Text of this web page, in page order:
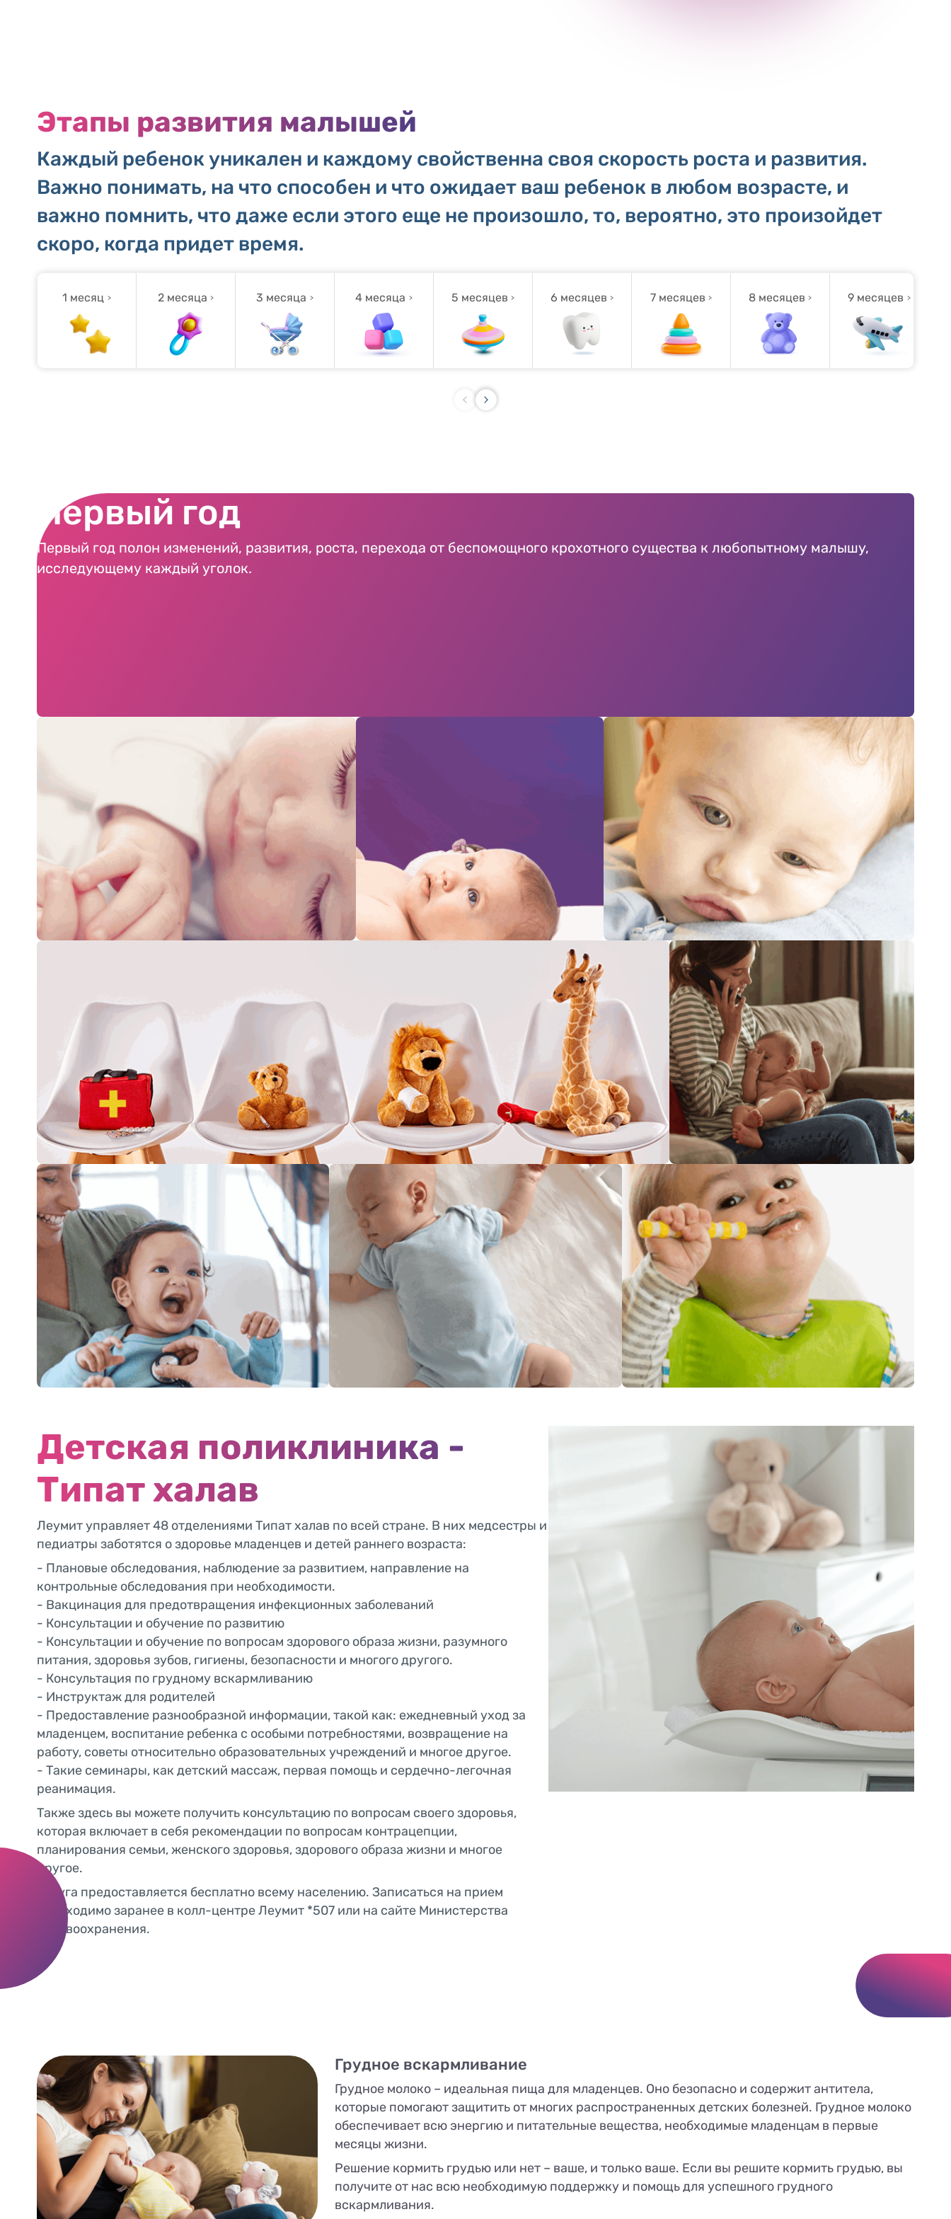
Этапы развития малышей
Каждый ребенок уникален и каждому свойственна своя скорость роста и развития.
Важно понимать, на что способен и что ожидает ваш ребенок в любом возрасте, и
важно помнить, что даже если этого еще не произошло, то, вероятно, это произойдет
скоро, когда придет время.
1 месяц 2 месяца 3 месяца 4 месяца 5 месяцев 6 месяцев 7 месяцев 8 месяцев 9 месяцев
Первый год
Первый год полон изменений, развития, роста, перехода от беспомощного крохотного существа к любопытному малышу,
исследующему каждый уголок.
Заболевания
Здоровье младенцев
Экстренная медицинская
помощь
Детская поликлиника -
Типат халав
Леумит управляет 48 отделениями Типат халав по всей стране. В них медсестры и
педиатры заботятся о здоровье младенцев и детей раннего возраста:
- Плановые обследования, наблюдение за развитием, направление на
контрольные обследования при необходимости.
- Вакцинация для предотвращения инфекционных заболеваний
- Консультации и обучение по развитию
- Консультации и обучение по вопросам здорового образа жизни, разумного
питания, здоровья зубов, гигиены, безопасности и многого другого.
- Консультация по грудному вскармливанию
- Инструктаж для родителей
- Предоставление разнообразной информации, такой как: ежедневный уход за
младенцем, воспитание ребенка с особыми потребностями, возвращение на
работу, советы относительно образовательных учреждений и многое другое.
- Такие семинары, как детский массаж, первая помощь и сердечно-легочная
реанимация.
Также здесь вы можете получить консультацию по вопросам своего здоровья,
которая включает в себя рекомендации по вопросам контрацепции,
планирования семьи, женского здоровья, здорового образа жизни и многое
другое.
Услуга предоставляется бесплатно всему населению. Записаться на прием
необходимо заранее в колл-центре Леумит *507 или на сайте Министерства
здравоохранения.
Грудное вскармливание
Грудное молоко – идеальная пища для младенцев. Оно безопасно и содержит антитела,
которые помогают защитить от многих распространенных детских болезней. Грудное молоко
обеспечивает всю энергию и питательные вещества, необходимые младенцам в первые
месяцы жизни.
Решение кормить грудью или нет – ваше, и только ваше. Если вы решите кормить грудью, вы
получите от нас всю необходимую поддержку и помощь для успешного грудного
вскармливания.